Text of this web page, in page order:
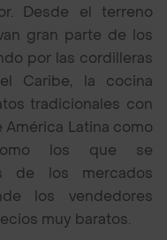
Desde el terreno
gran parte de los
por las cordilleras
Caribe, la cocina
tradicionales con
Latina como
como los que se
de los mercados
los vendedores
muy baratos.